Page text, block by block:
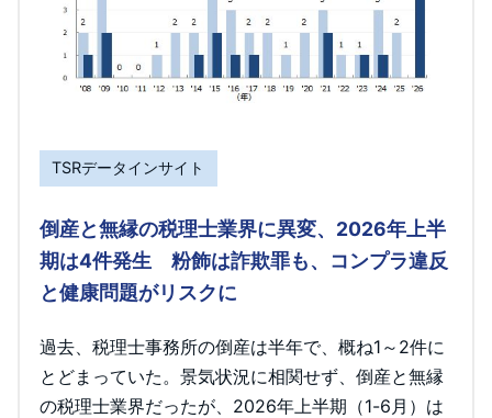
TSRデータインサイト
倒産と無縁の税理士業界に異変、2026年上半
期は4件発生 粉飾は詐欺罪も、コンプラ違反
と健康問題がリスクに
過去、税理士事務所の倒産は半年で、概ね1～2件に
とどまっていた。景気状況に相関せず、倒産と無縁
の税理士業界だったが、2026年上半期（1-6月）は